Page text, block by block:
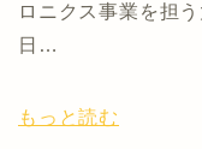
ロニクス事業を担
日…
もっと読む